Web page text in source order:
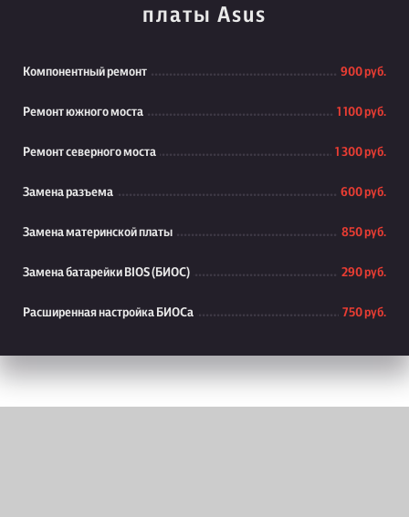
платы Asus
Компонентный ремонт 900 руб.
Ремонт южного моста 1 100 руб.
Ремонт северного моста 1 300 руб.
Замена разъема 600 руб.
Замена материнской платы 850 руб.
Замена батарейки BIOS (БИОС) 290 руб.
Расширенная настройка БИОСа 750 руб.